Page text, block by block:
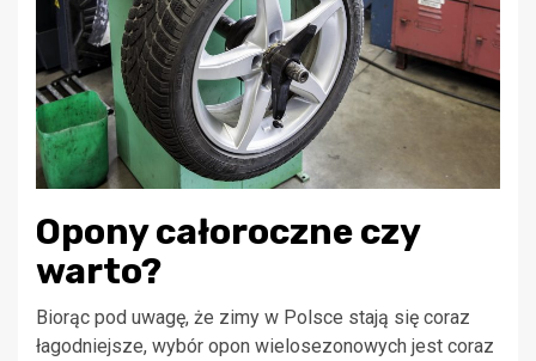
Opony całoroczne czy
warto?
Biorąc pod uwagę, że zimy w Polsce stają się coraz
łagodniejsze, wybór opon wielosezonowych jest coraz